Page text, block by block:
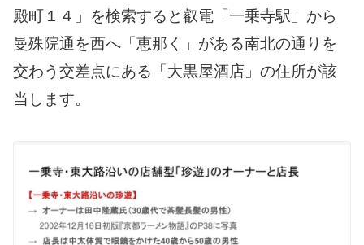
殿町１４」を検索すると叡電「一乗寺駅」から
曼殊院通を西へ「恵那く」がある南北の通りを
交わう交差点にある「大黒屋酒店」の住所が該
当します。